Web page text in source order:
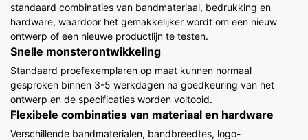
standaard combinaties van bandmateriaal, bedrukking en
hardware, waardoor het gemakkelijker wordt om een ​​nieuw
ontwerp of een nieuwe productlijn te testen.
Snelle monsterontwikkeling
Standaard proefexemplaren op maat kunnen normaal
gesproken binnen 3-5 werkdagen na goedkeuring van het
ontwerp en de specificaties worden voltooid.
Flexibele combinaties van materiaal en hardware
Verschillende bandmaterialen, bandbreedtes, logo-